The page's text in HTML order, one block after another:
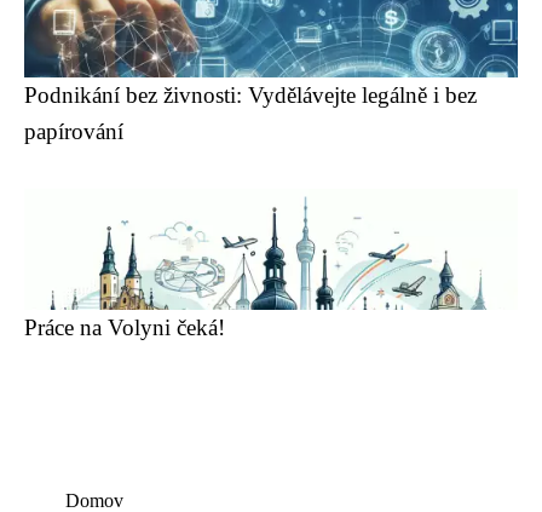
Podnikání bez živnosti: Vydělávejte legálně i bez
papírování
Práce na Volyni čeká!
Domov